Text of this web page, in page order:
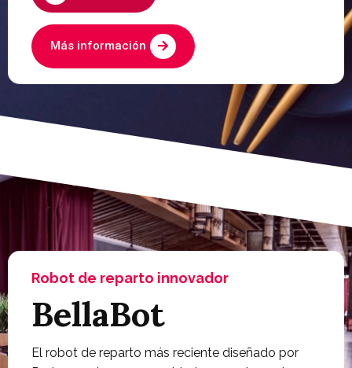
Más información
Robot de reparto innovador
BellaBot
El robot de reparto más reciente diseñado por